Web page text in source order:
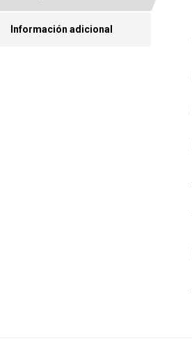
Información adicional